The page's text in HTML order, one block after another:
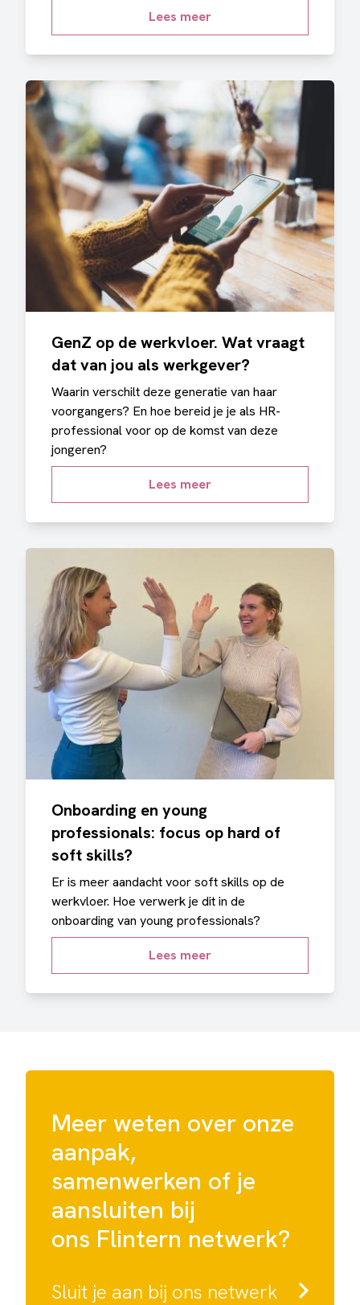
Lees meer
GenZ op de werkvloer. Wat vraagt
dat van jou als werkgever?
Waarin verschilt deze generatie van haar
voorgangers? En hoe bereid je je als HR-
professional voor op de komst van deze
jongeren?
Lees meer
Onboarding en young
professionals: focus op hard of
soft skills?
Er is meer aandacht voor soft skills op de
werkvloer. Hoe verwerk je dit in de
onboarding van young professionals?
Lees meer
Meer weten over onze
aanpak,
samenwerken of je
aansluiten bij
ons Flintern netwerk?
Sluit je aan bij ons netwerk